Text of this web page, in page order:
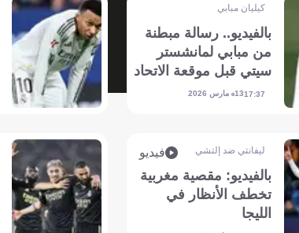
كيليان مبابي
بالفيديو.. رسالة مبطنة
من مبابي لمانشستر
سيتي قبل موقعة الاتحاد
17:3713 مارس 2026
ليفانتي ضد إلتشي فيديو
بالفيديو: مقصية مغربية
تخطف الأنظار في
الليجا